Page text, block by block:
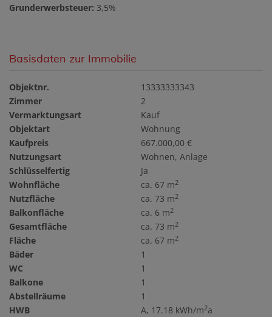
Grunderwerbsteuer: 3,5%
Basisdaten zur Immobilie
Objektnr.
13333333343
Zimmer
2
Vermarktungsart
Kauf
Objektart
Wohnung
Kaufpreis
667.000,00 €
Nutzungsart
Wohnen Anlage
Schlüsselfertig
Ja
Wohnfläche
ca. 67 m2
Nutzfläche ca. 73 m2
Balkonfläche ca. 6 m2
Gesamtfläche ca. 73 m2
Fläche ca. 67 m2
Bäder
1
WC
1
Balkone
1
Abstellräume
1
HWB
A, 17.18 kWh/m2a